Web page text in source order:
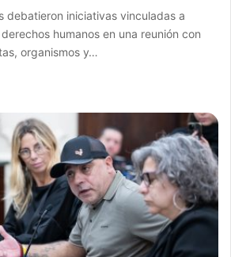
debatieron iniciativas vinculadas a
humanos en una reunión con
organismos y…